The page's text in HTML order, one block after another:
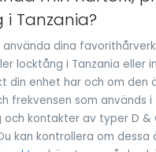
Tanzania?
dina
locktång i Tanzania eller
din enhet har och om den
frekvensen som används i
och kontakter av typer D &
kan kontrollera om dessa